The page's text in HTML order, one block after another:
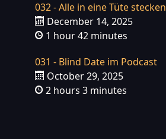
032 - Alle in eine Tüte stecken
December 14, 2025
1 hour 42 minutes
031 - Blind Date im Podcast
October 29, 2025
2 hours 3 minutes